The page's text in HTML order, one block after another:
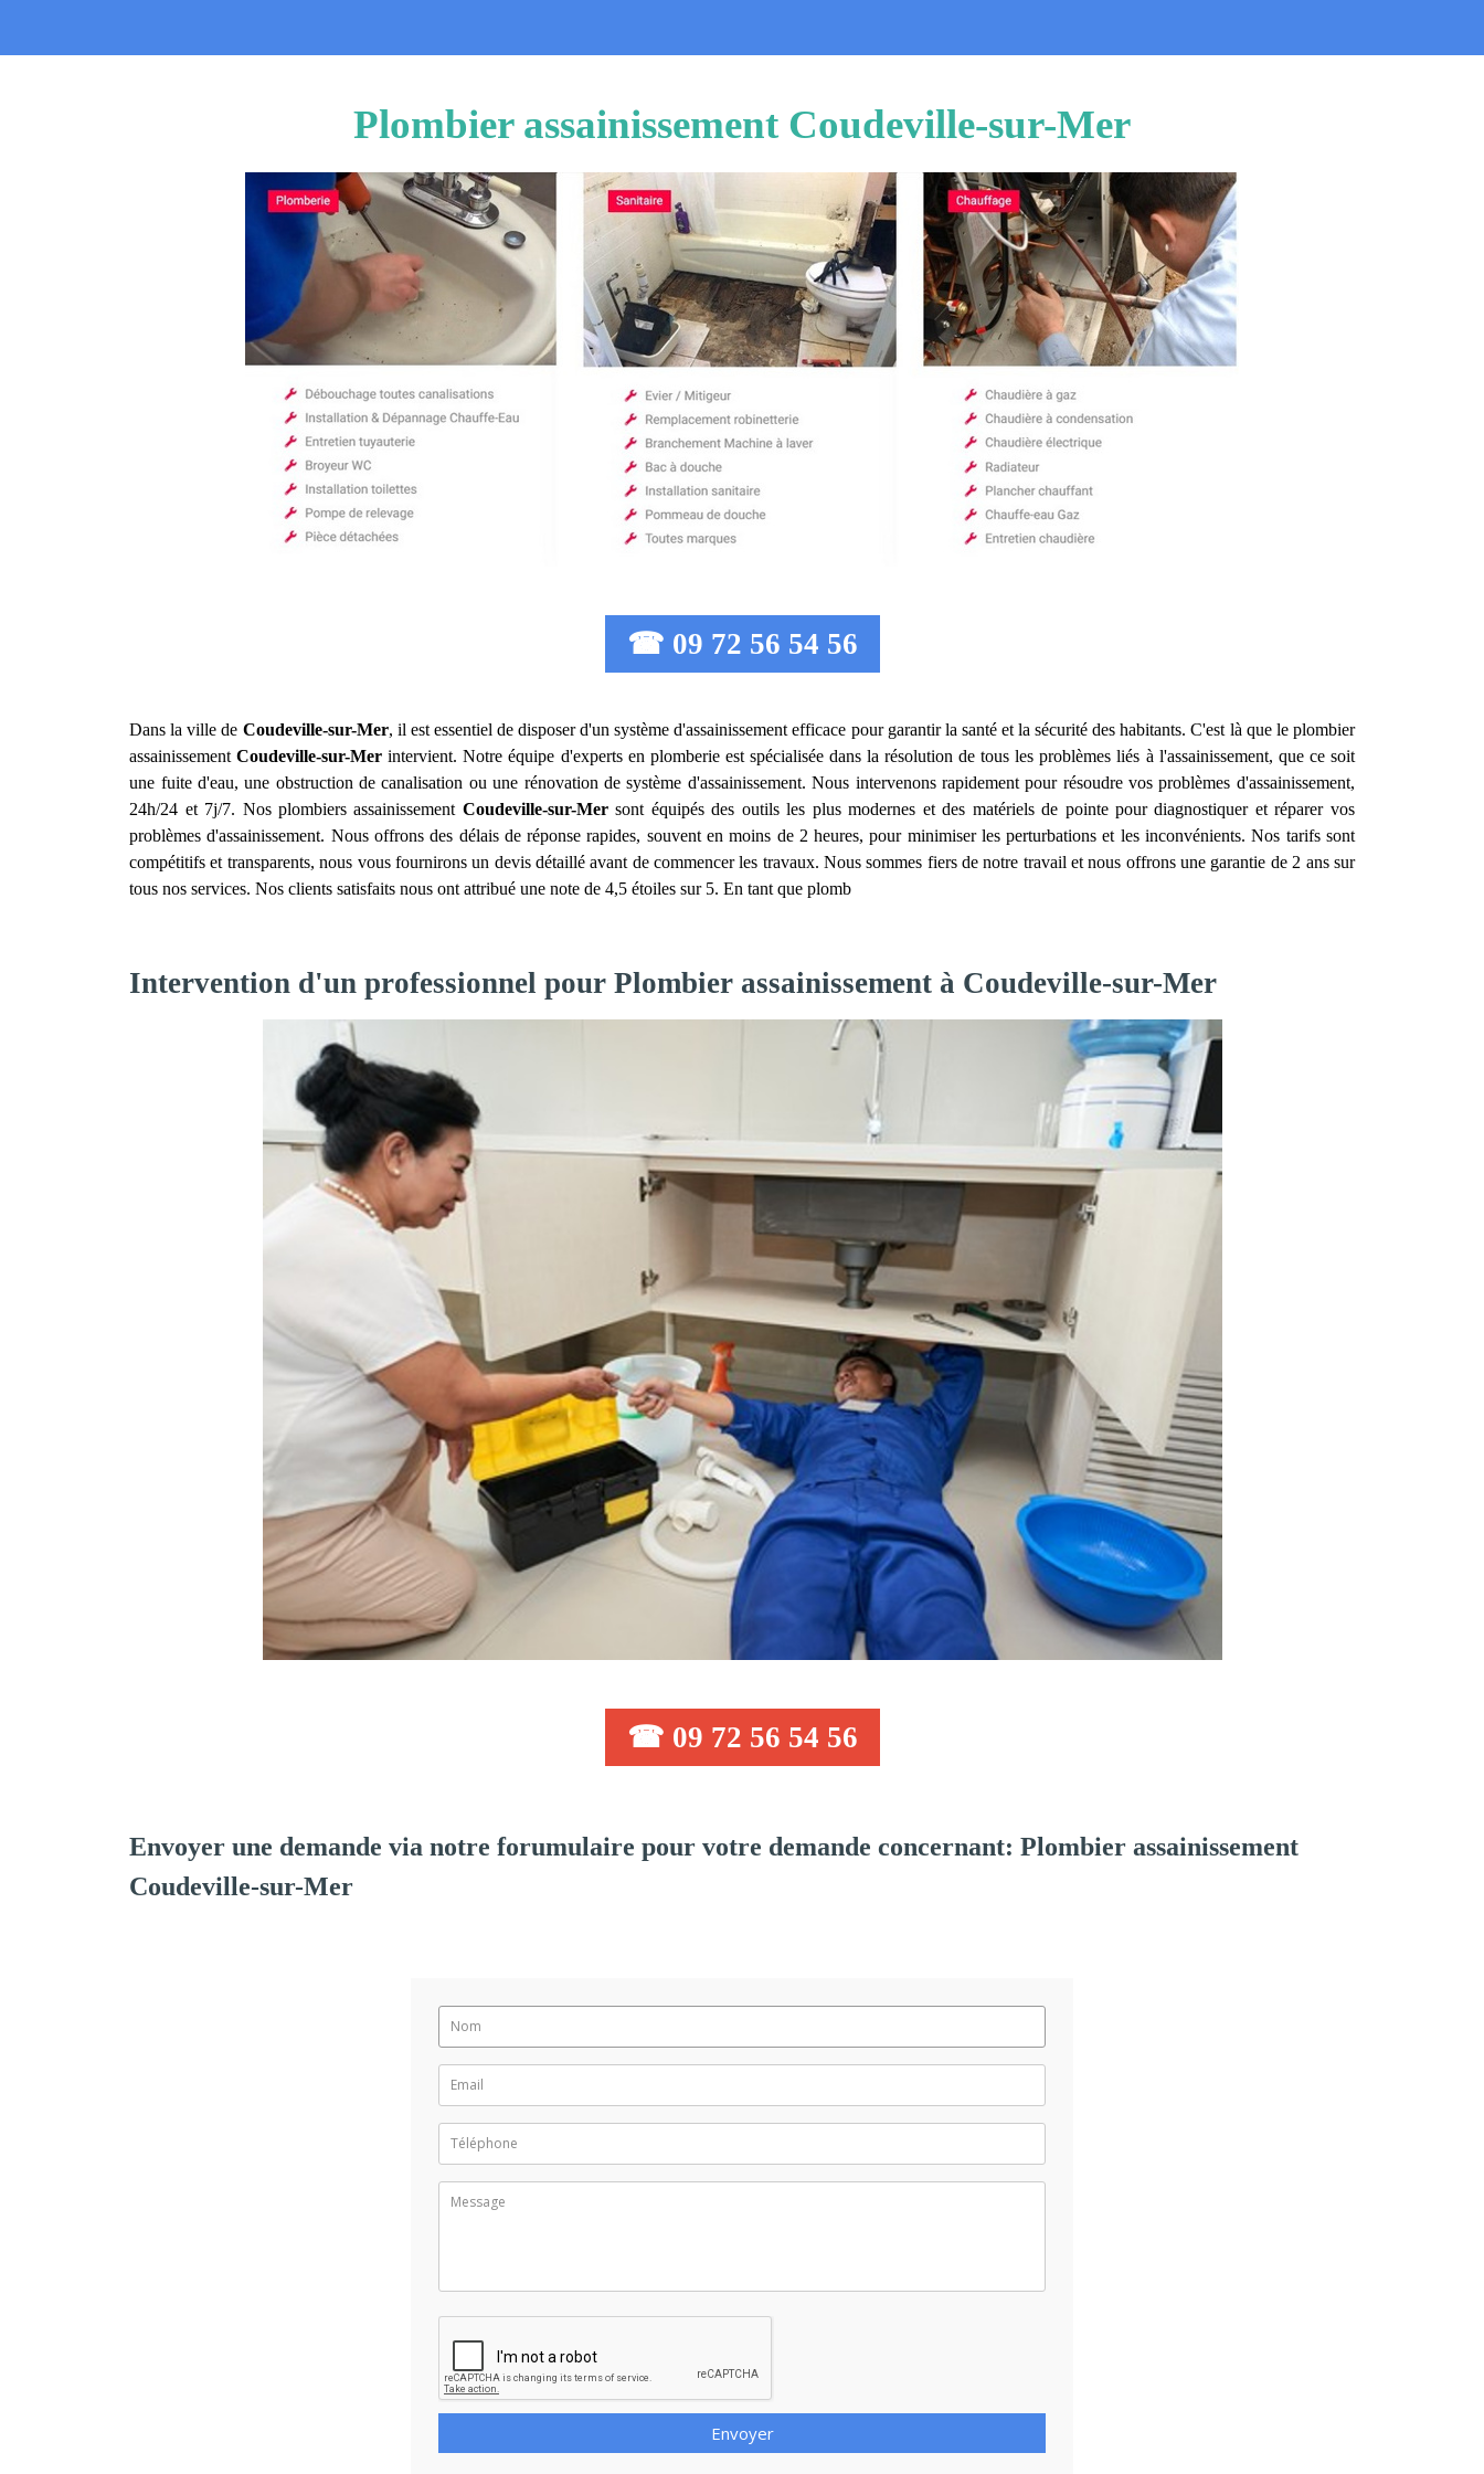
Plombier assainissement Coudeville-sur-Mer
☎ 09 72 56 54 56
Dans la ville de Coudeville-sur-Mer, il est essentiel de disposer d'un système d'assainissement efficace pour garantir la santé et la sécurité des habitants. C'est là que le plombier
assainissementCoudeville-sur-Mer intervient. Notre équipe d'experts en plomberie est spécialisée dans la résolution de tous les problèmes liés à l'assainissement, que ce soit
une fuite d'eau, une obstruction de canalisation ou une rénovation de système d'assainissement. Nous intervenons rapidement pour résoudre vos problèmes d'assainissement,
24h/24 et 7j/7. Nos plombiers assainissement Coudeville-sur-Mersont équipés des outils les plus modernes et des matériels de pointe pour diagnostiquer et réparer vos
problèmes d'assainissement. Nous offrons des délais de réponse rapides, souvent en moins de 2 heures, pour minimiser les perturbations et les inconvénients. Nos tarifs sont
compétitifs et transparents, nous vous fournirons un devis détaillé avant de commencer les travaux. Nous sommes fiers de notre travail et nous offrons une garantie de 2 ans sur
tous nos services. Nos clients satisfaits nous ont attribué une note de 4,5 étoiles sur 5. En tant que plomb
Intervention d'un professionnel pour Plombier assainissement à Coudeville-sur-Mer
☎ 09 72 56 54 56
Envoyer une demande via notre forumulaire pour votre demande concernant: Plombier assainissement
Coudeville-sur-Mer
Envoyer